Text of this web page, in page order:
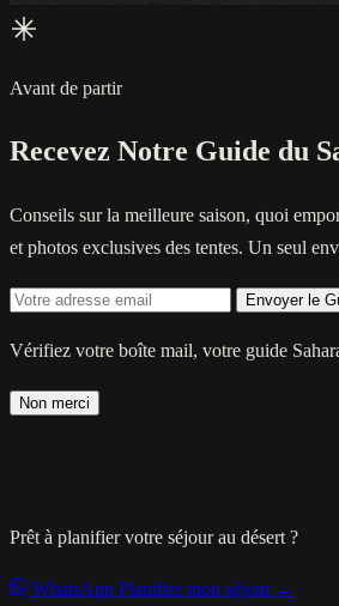
Avant de partir
Recevez Notre Guide du
Conseils sur la meilleure saison, quoi
et photos exclusives des tentes. Un seul
Envoyer le
Vérifiez votre boîte mail, votre guide
Non merci
Prêt à planifier votre séjour au désert ?
WhatsApp Planifier mon séjour →